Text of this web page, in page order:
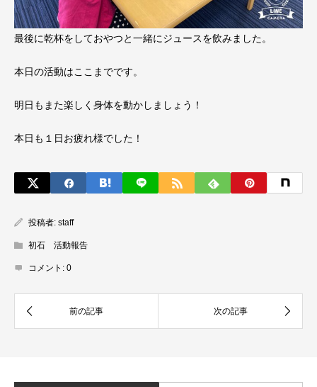
最後に乾杯をしておやつと一緒にジュースを飲みました。
本日の活動はここまでです。
明日もまた楽しく身体を動かしましょう！
本日も１日お疲れ様でした！
投稿者: staff
初石 活動報告
コメント: 0